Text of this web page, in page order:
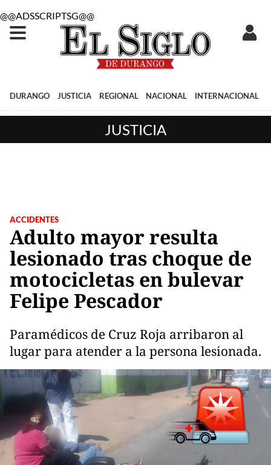
@@ADSSCRIPTSG@@
DURANGO JUSTICIA REGIONAL NACIONAL INTERNACIONAL
JUSTICIA
ACCIDENTES
Adulto mayor resulta
lesionado tras choque de
motocicletas en bulevar
Felipe Pescador
Paramédicos de Cruz Roja arribaron al
lugar para atender a la persona lesionada.